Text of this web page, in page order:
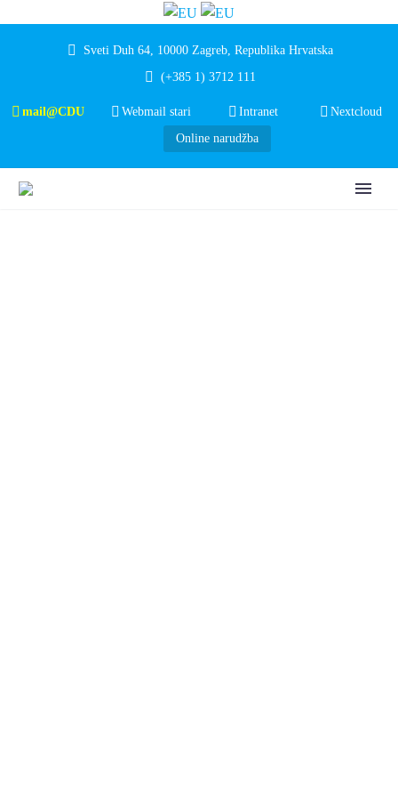
Sveti Duh 64, 10000 Zagreb, Republika Hrvatska
(+385 1) 3712 111
mail@CDU Webmail stari Intranet
Nextcloud
Online narudžba